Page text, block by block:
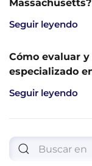
Massachusetts?
Seguir leyendo
Cómo evaluar
especializado
Seguir leyendo